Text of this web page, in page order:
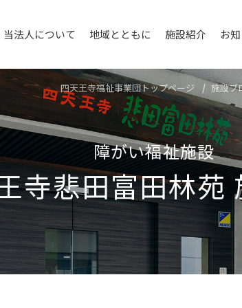
当法人について 地域とともに 施設紹介 お
四天王寺福祉事業団トップページ 施設ブ
障がい福祉施設
寺悲⽥富⽥林苑